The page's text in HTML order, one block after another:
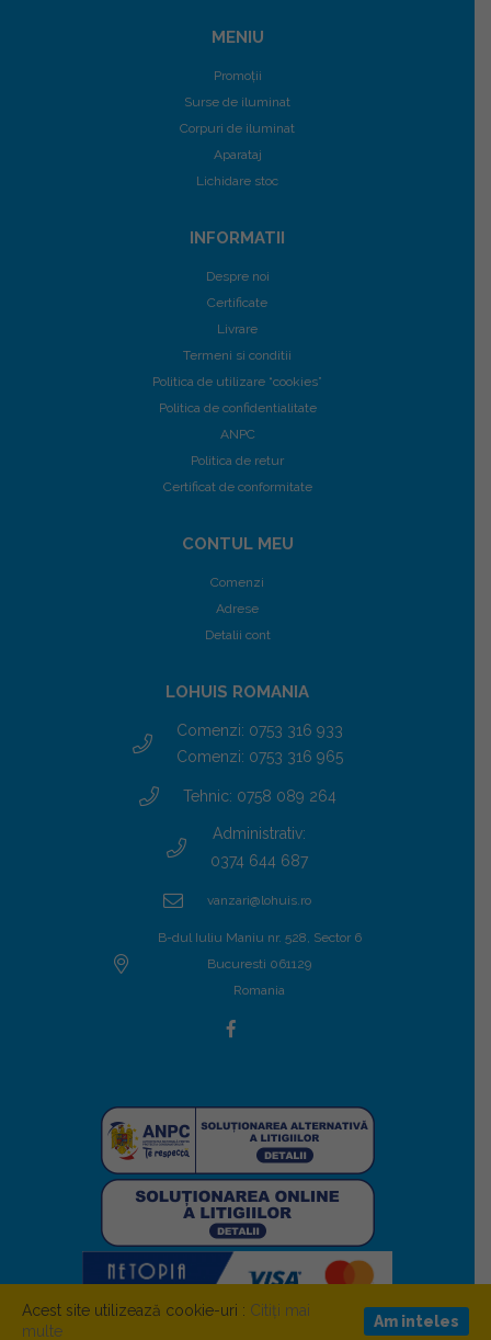
MENIU
Promoții
Surse de iluminat
Corpuri de iluminat
Aparataj
Lichidare stoc
INFORMATII
Despre noi
Certificate
Livrare
Termeni si conditii
Politica de utilizare “cookies”
Politica de confidentialitate
ANPC
Politica de retur
Certificat de conformitate
CONTUL MEU
Comenzi
Adrese
Detalii cont
LOHUIS ROMANIA
Comenzi: 0753 316 933
Comenzi: 0753 316 965
Tehnic: 0758 089 264
Administrativ:
0374 644 687
vanzari@lohuis.ro
B-dul Iuliu Maniu nr. 528, Sector 6
Bucuresti 061129
Romania
Acest site utilizează cookie-uri : Citiți mai
multe
Am inteles